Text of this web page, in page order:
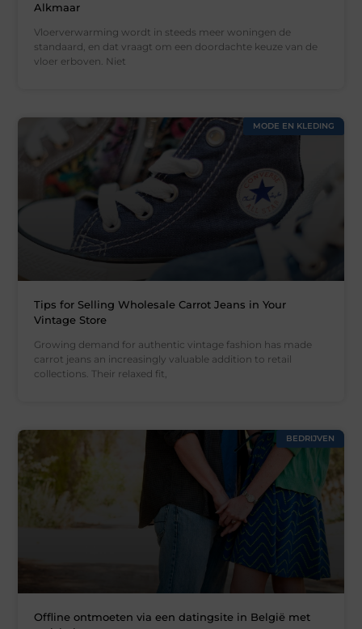
Alkmaar
Vloerverwarming wordt in steeds meer woningen de
standaard, en dat vraagt om een doordachte keuze van de
vloer erboven. Niet
MODE EN KLEDING
Tips for Selling Wholesale Carrot Jeans in Your
Vintage Store
Growing demand for authentic vintage fashion has made
carrot jeans an increasingly valuable addition to retail
collections. Their relaxed fit,
BEDRIJVEN
Offline ontmoeten via een datingsite in België met